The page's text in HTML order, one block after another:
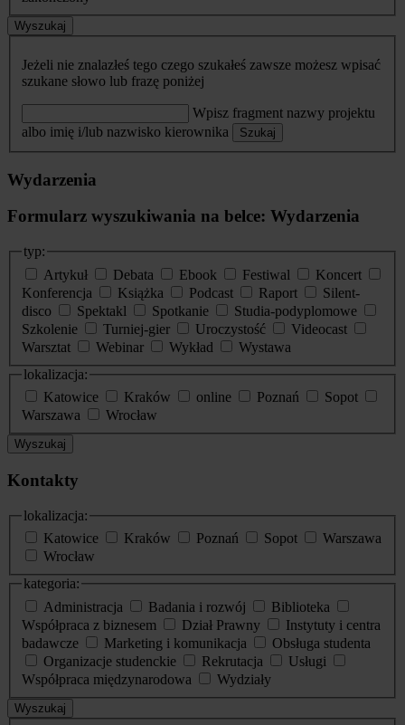
Wyszukaj
Jeżeli nie znalazłeś tego czego szukałeś zawsze możesz wpisać
szukane słowo lub frazę poniżej
Wpisz fragment nazwy projektu
albo imię i/lub nazwisko kierownika
Szukaj
Wydarzenia
Formularz wyszukiwania na belce: Wydarzenia
typ:
Artykuł
Debata Ebook Festiwal
Koncert
Konferencja
Książka Podcast Raport
Silent-
disco
Spektakl Spotkanie
Studia-podyplomowe
Szkolenie
Turniej-gier Uroczystość
Videocast
Warsztat
Webinar Wykład
Wystawa
lokalizacja:
Katowice
Kraków online Poznań
Sopot
Warszawa
Wrocław
Wyszukaj
Kontakty
lokalizacja:
Katowice
Kraków Poznań Sopot
Warszawa
Wrocław
kategoria:
Administracja
Badania i rozwój
Biblioteka
Współpraca z biznesem
Dział Prawny
Instytuty i centra
badawcze
Marketing i komunikacja
Obsługa studenta
Organizacje studenckie
Rekrutacja
Usługi
Współpraca międzynarodowa
Wydziały
Wyszukaj